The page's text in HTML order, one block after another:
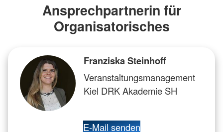
Ansprechpartnerin für
Organisatorisches
Franziska Steinhoff
Veranstaltungsmanagement
Kiel DRK Akademie SH
E-Mail senden